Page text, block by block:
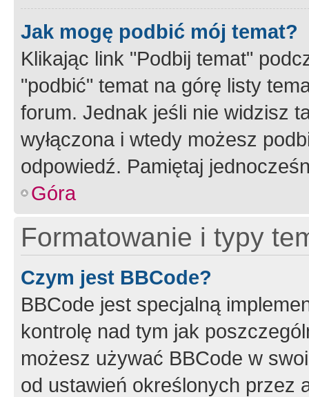
Jak mogę podbić mój temat?
Klikając link "Podbij temat"
"podbić" temat na górę listy
forum. Jednak jeśli nie widzisz
wyłączona i wtedy możesz
odpowiedź. Pamiętaj
Góra
Formatowanie i typy
Czym jest BBCode?
BBCode jest specjalną
kontrolę nad tym jak
możesz używać BBCode w
od ustawień określonych przez